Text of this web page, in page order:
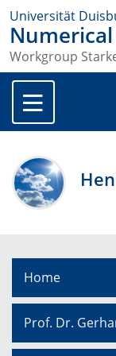
Universität
Workgroup
Home
Prof. Dr.